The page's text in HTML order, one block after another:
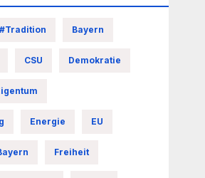
#Tradition Bayern
CSU Demokratie
Energie EU
Freiheit